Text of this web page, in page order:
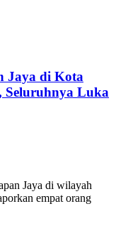
Jaya di Kota
Seluruhnya Luka
Jaya di wilayah
empat orang